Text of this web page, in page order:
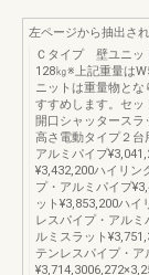
左ページから抽出さ
Ｃタイプ 壁ユニッ
128㎏※上記重量は
ニットは重量物と
すすめします。セッ
開口シャッタース
高さ電動タイプ２台
アルミパイプ
¥3,432,200ハイリン
プ・アルミパイプ
ット¥3,853,200ハイ
レスパイプ・アルミ
ルミスラット
テンレスパイプ・ア